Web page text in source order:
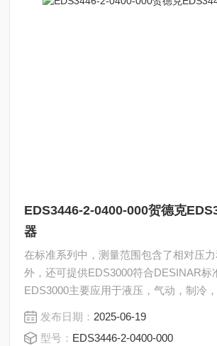
EDS3446-2-0400-000贺德克
器
在标准系列中，测量范围包含了相对压
外，还可提供EDS3000符合DESINAR标
EDS3000主要应用于液压，气动，制冷
域。贺德克EDS3446压力继电器
发布日期： 2025-06-19
型号： EDS3446-2-0400-000